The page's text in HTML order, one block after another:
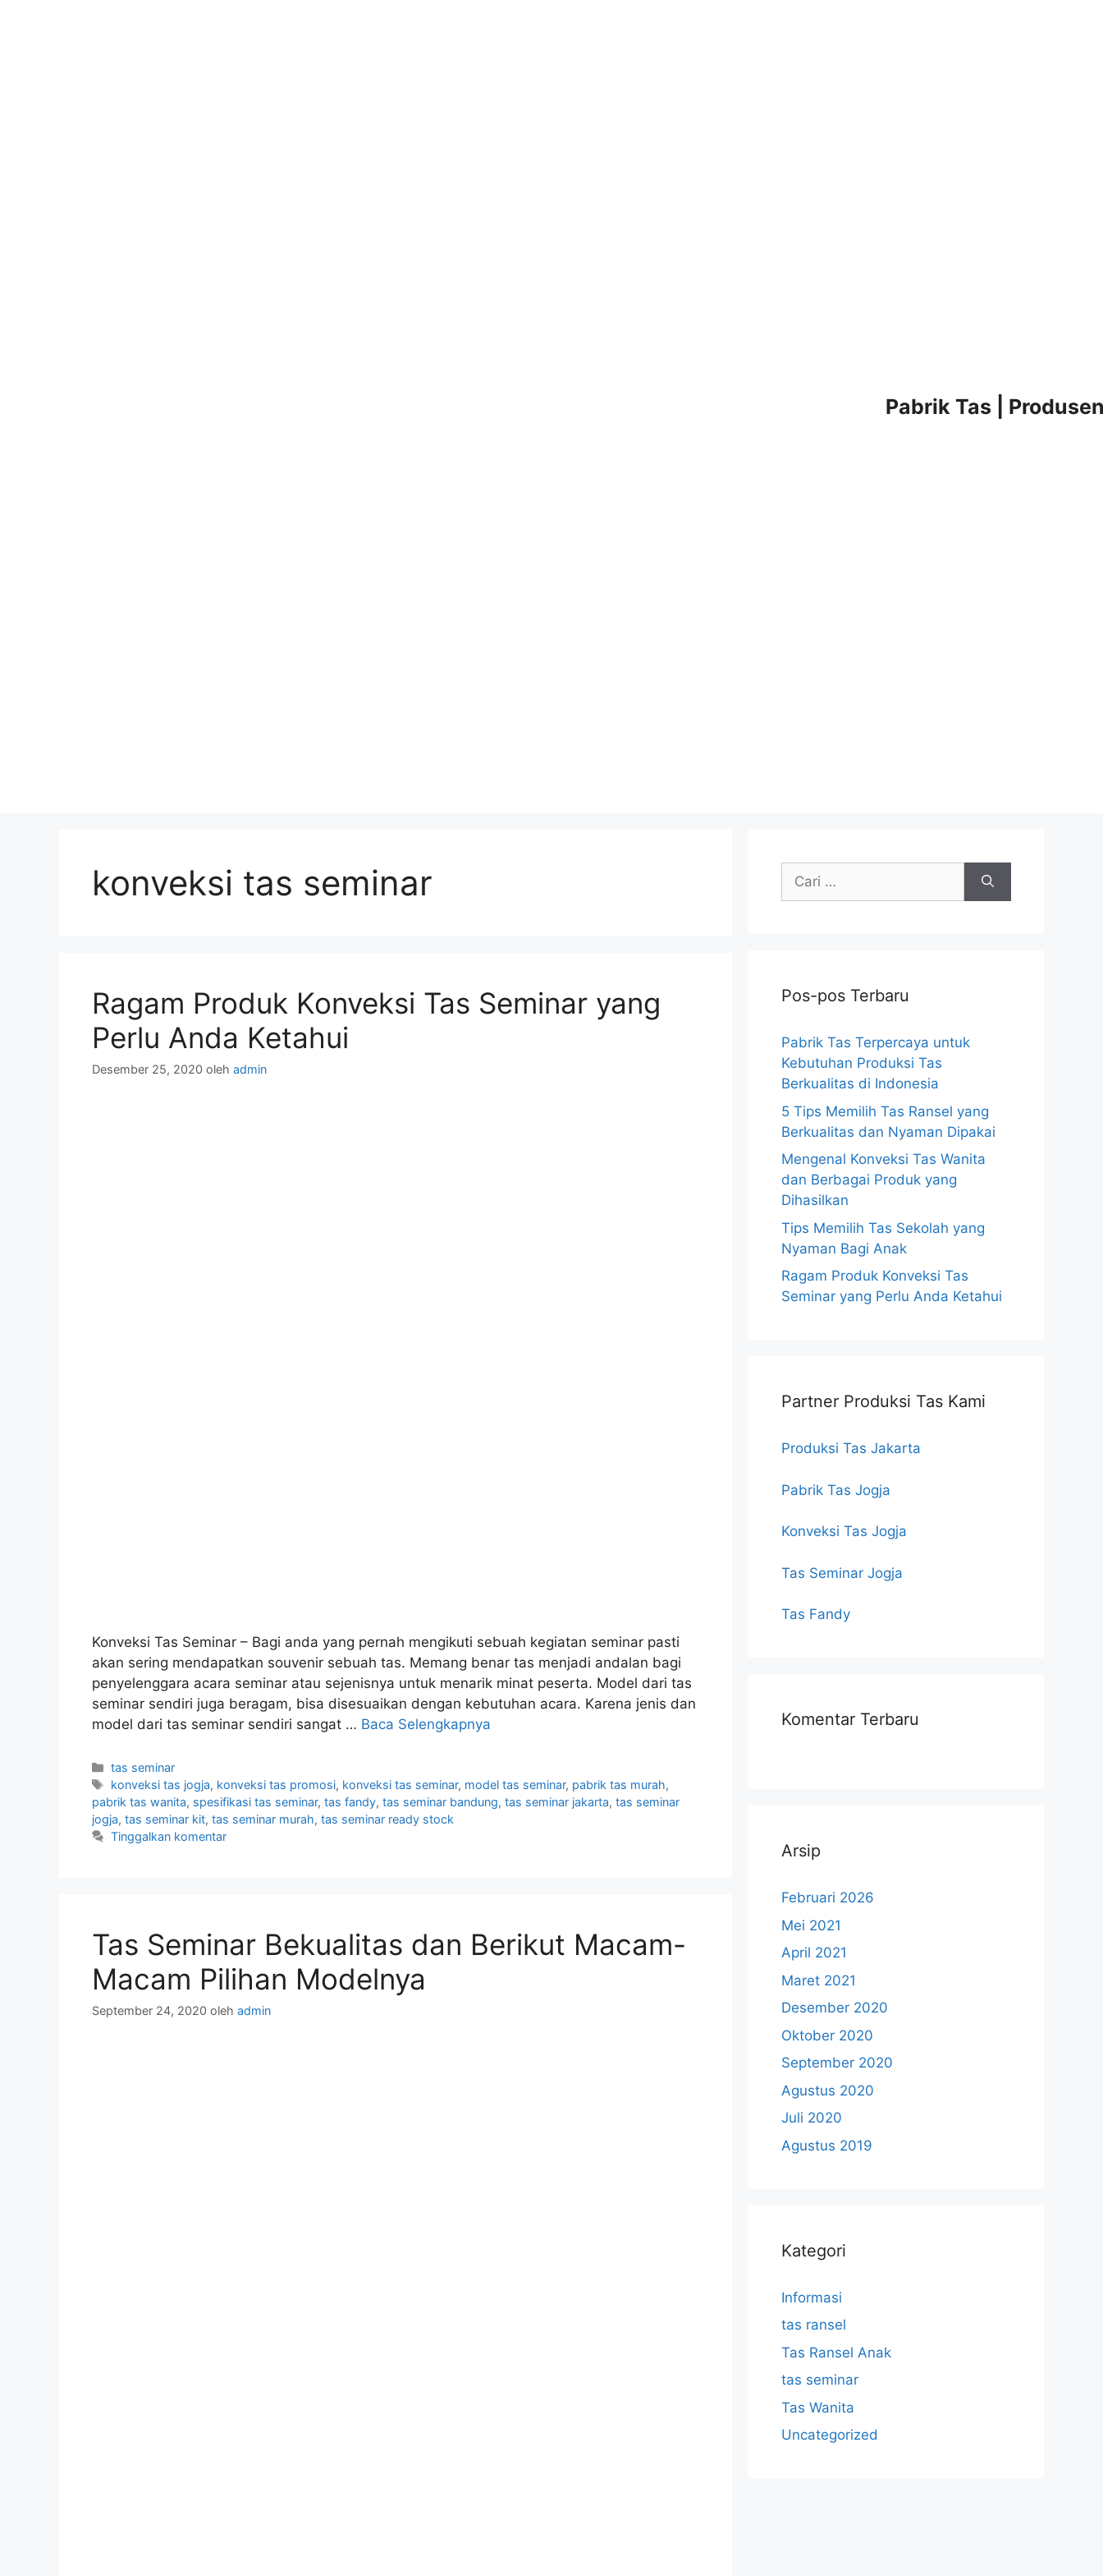
Pabrik Tas |
konveksi tas seminar
Ragam Produk Konveksi Tas Seminar yang
Perlu Anda Ketahui
Desember 25, 2020 oleh admin
Konveksi Tas Seminar – Bagi anda yang pernah mengikuti sebuah kegiatan seminar pasti
akan sering mendapatkan souvenir sebuah tas. Memang benar tas menjadi andalan bagi
penyelenggara acara seminar atau sejenisnya untuk menarik minat peserta. Model dari tas
seminar sendiri juga beragam, bisa disesuaikan dengan kebutuhan acara. Karena jenis dan
model dari tas seminar sendiri sangat … Baca Selengkapnya
Kategori
tas seminar
Tag
konveksi tas jogja, konveksi tas promosi, konveksi tas seminar, model tas seminar, pabrik tas murah,
pabrik tas wanita, spesifikasi tas seminar, tas fandy, tas seminar bandung, tas seminar jakarta, tas seminar
jogja, tas seminar kit, tas seminar murah, tas seminar ready stock
Tinggalkan komentar
Tas Seminar Bekualitas dan Berikut Macam-
Macam Pilihan Modelnya
September 24, 2020 oleh admin
Cari
Pos-pos Terbaru
Pabrik Tas Terpercaya untuk
Kebutuhan Produksi Tas
Berkualitas di Indonesia
5 Tips Memilih Tas Ransel yang
Berkualitas dan Nyaman Dipakai
Mengenal Konveksi Tas Wanita
dan Berbagai Produk yang
Dihasilkan
Tips Memilih Tas Sekolah yang
Nyaman Bagi Anak
Ragam Produk Konveksi Tas
Seminar yang Perlu Anda Ketahui
Partner Produksi Tas Kami
Produksi Tas Jakarta
Pabrik Tas Jogja
Konveksi Tas Jogja
Tas Seminar Jogja
Tas Fandy
Komentar Terbaru
Arsip
Februari 2026
Mei 2021
April 2021
Maret 2021
Desember 2020
Oktober 2020
September 2020
Agustus 2020
Juli 2020
Agustus 2019
Kategori
Informasi
tas ransel
Tas Ransel Anak
tas seminar
Tas Wanita
Uncategorized